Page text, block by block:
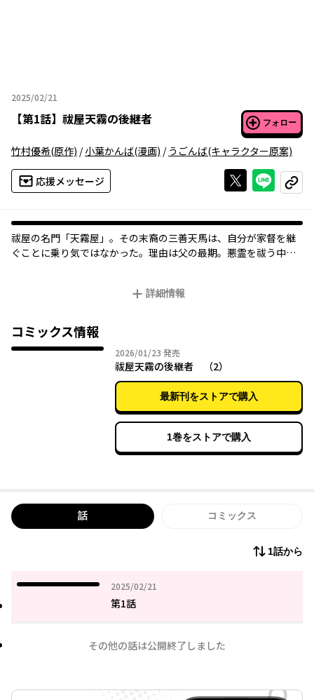
2025/02/21
2025年02月21日
【第1話】 祓屋天霧の後継者 フォロー
竹村優希(原作) /小葉かんば(漫画) / うごんば(キャラクター原案)
応援メッセージ Xで投稿する
ライン
コピー
祓屋の名門「天霧屋」。その末裔の三善天馬は、自分が家督を継
ぐことに乗り気ではなかった。理由は父の最期。悪霊を祓う中
決定する」と宣言。戸惑う天馬をよそに、余所者の天才祓師・真
くる彼女を、天馬は警戒するが……?
詳細情報
コミックス情報
2026/01/23 2026年01月23日
発売
祓屋天霧の後継者 （2）
最新刊をストアで購入
1巻をストアで購入
話 コミックス
1話から
2025/02/21
2025年02月21日
第1話
その他の話は公開終了しました